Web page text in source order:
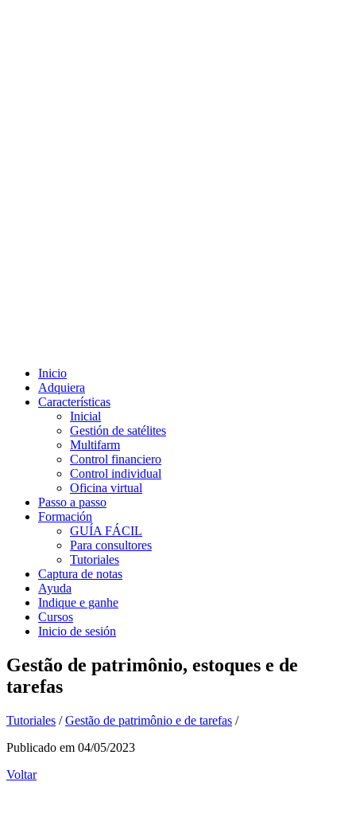
Inicio
Adquiera
Características
Inicial
Gestión de satélites
Multifarm
Control financiero
Control individual
Oficina virtual
Passo a passo
Formación
GUÍA FÁCIL
Para consultores
Tutoriales
Captura de notas
Ayuda
Indique e ganhe
Cursos
Inicio de sesión
Gestão de patrimônio, estoques e de
tarefas
Tutoriales / Gestão de patrimônio e de tarefas /
Publicado em 04/05/2023
Voltar